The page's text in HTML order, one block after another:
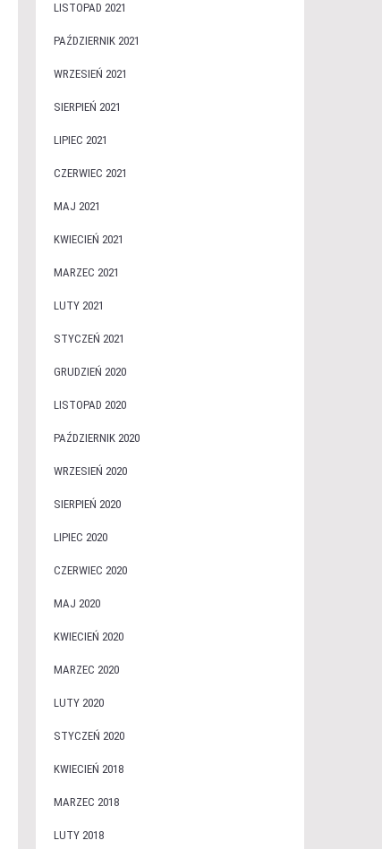
LISTOPAD 2021
PAŹDZIERNIK 2021
WRZESIEŃ 2021
SIERPIEŃ 2021
LIPIEC 2021
CZERWIEC 2021
MAJ 2021
KWIECIEŃ 2021
MARZEC 2021
LUTY 2021
STYCZEŃ 2021
GRUDZIEŃ 2020
LISTOPAD 2020
PAŹDZIERNIK 2020
WRZESIEŃ 2020
SIERPIEŃ 2020
LIPIEC 2020
CZERWIEC 2020
MAJ 2020
KWIECIEŃ 2020
MARZEC 2020
LUTY 2020
STYCZEŃ 2020
KWIECIEŃ 2018
MARZEC 2018
LUTY 2018